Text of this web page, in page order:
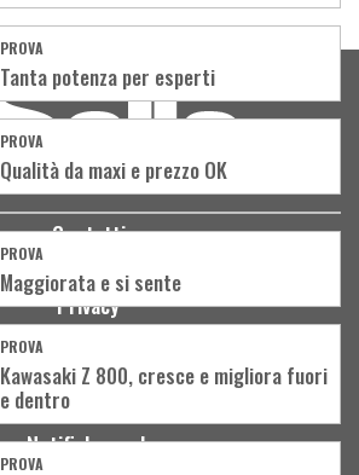
PROVA
Tanta potenza per esperti
PROVA
Qualità da maxi e prezzo OK
PROVA
Maggiorata e si sente
PROVA
Kawasaki Z 800, cresce e migliora fuori
e dentro
PROVA
Contatti
Pubblicità
Privacy
Condizioni d'uso
Community policy
Notifiche push